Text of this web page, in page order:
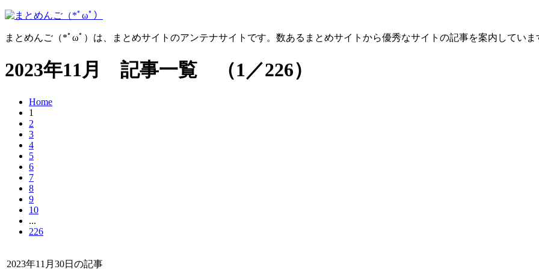
まとめんご（*ﾟωﾟ）は、まとめサイトのアンテナサイトです。数あるまとめサイトから優秀なサイトの記事を案内していま
2023年11月 記事一覧 （1／226）
Home
1
2
3
4
5
6
7
8
9
10
...
226
2023年11月30日の記事